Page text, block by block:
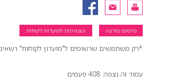
פרסום מודעה הצטרפות למועדות לקוחות
*רק משתמשים שרשומים ל"מועדון לקוחות"
עמוד זה נצפה: 408 פעמים